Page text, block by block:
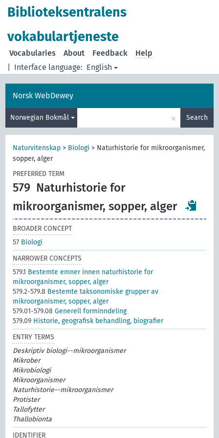
Biblioteksentralens
vokabulartjeneste
Interface language: English
Vocabularies About Feedback Help
Norsk WebDewey
Norwegian Bokmål × Search
Naturvitenskap > Biologi > Naturhistorie for mikroorganismer,
sopper, alger
PREFERRED TERM
579 Naturhistorie for
mikroorganismer, sopper, alger
BROADER CONCEPT
57 Biologi
NARROWER CONCEPTS
579.1 Bestemte emner innen naturhistorie for
mikroorganismer, sopper, alger
579.2-579.8 Bestemte taksonomiske grupper av
mikroorganismer, sopper, alger
579.01-579.08Generell forminndeling
579.09 Historie, geografisk behandling, biografier
ENTRY TERMS
Deskriptiv biologi--mikroorganismer
Mikrober
Mikrobiologi
Mikroorganismer
Naturhistorie--mikroorganismer
Protister
Tallofytter
Thallobionta
IDENTIFIER